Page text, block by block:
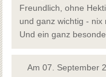
Freundlich, ohne
und ganz wichtig - nix
Und ein ganz
Am 07. September